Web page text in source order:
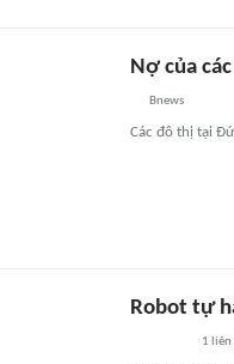
Nợ của
Bnews
Các đô thị tại
Robot tự
1